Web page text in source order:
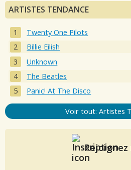
ARTISTES TENDANCE
Twenty One Pilots
Billie Eilish
Unknown
The Beatles
Panic! At The Disco
Voir tout: Artistes
Rejoignez